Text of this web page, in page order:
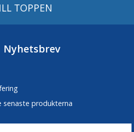
TOPPEN
Nyhetsbrev
senaste produkterna